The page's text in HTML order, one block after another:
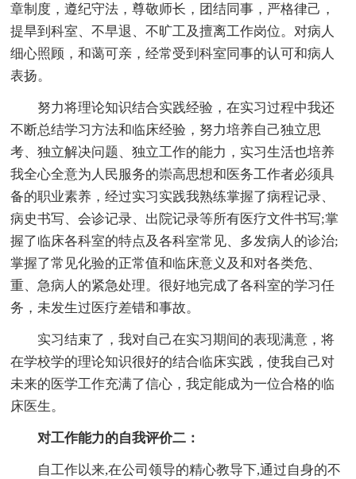
章制度，遵纪守法，尊敬师长，团结同事，严格律己，
提旱到科室、不早退、不旷工及擅离工作岗位。对病人
细心照顾，和蔼可亲，经常受到科室同事的认可和病人
表扬。
努力将理论知识结合实践经验，在实习过程中我还
不断总结学习方法和临床经验，努力培养自己独立思
考、独立解决问题、独立工作的能力，实习生活也培养
我全心全意为人民服务的崇高思想和医务工作者必须具
备的职业素养，经过实习实践我熟练掌握了病程记录、
病史书写、会诊记录、出院记录等所有医疗文件书写;掌
握了临床各科室的特点及各科室常见、多发病人的诊治;
掌握了常见化验的正常值和临床意义及和对各类危、
重、急病人的紧急处理。很好地完成了各科室的学习任
务，未发生过医疗差错和事故。
实习结束了，我对自己在实习期间的表现满意，将
在学校学的理论知识很好的结合临床实践，使我自己对
未来的医学工作充满了信心，我定能成为一位合格的临
床医生。
对工作能力的自我评价二：
自工作以来,在公司领导的精心教导下,通过自身的不